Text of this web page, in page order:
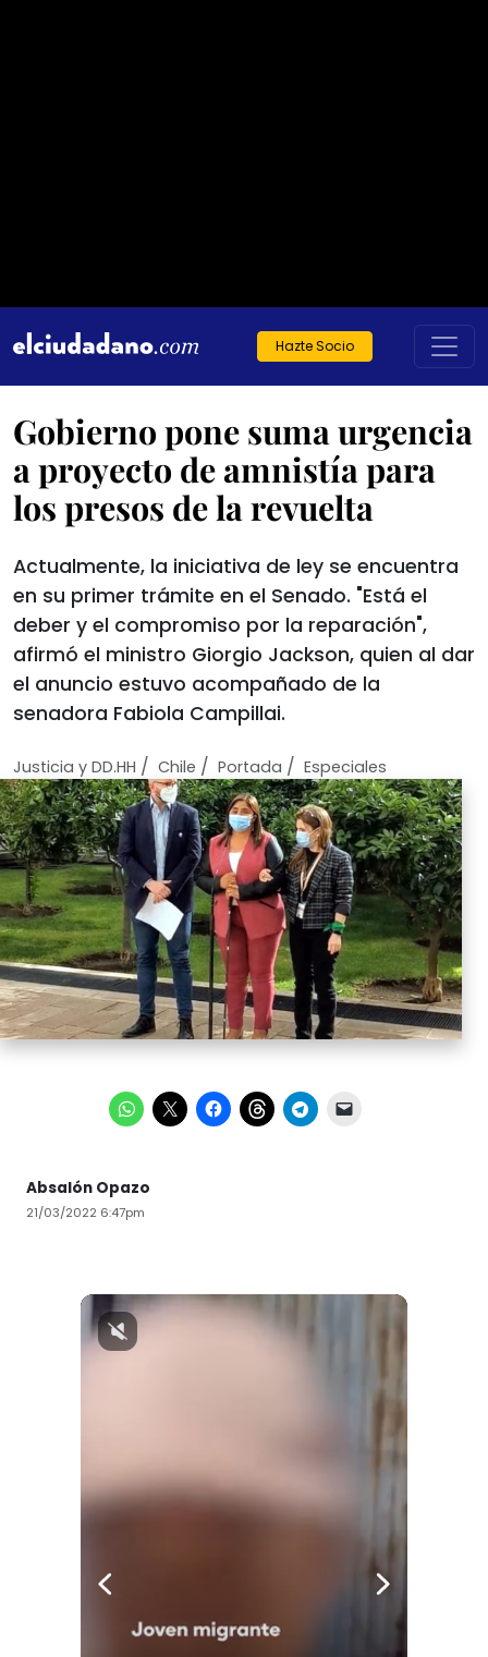
Hazte Socio
Gobierno pone suma urgencia
a proyecto de amnistía para
los presos de la revuelta
Actualmente, la iniciativa de ley se encuentra
en su primer trámite en el Senado. "Está el
deber y el compromiso por la reparación",
afirmó el ministro Giorgio Jackson, quien al dar
el anuncio estuvo acompañado de la
senadora Fabiola Campillai.
Justicia y DD.HH / Chile / Portada / Especiales
Absalón Opazo
21/03/2022 6:47pm